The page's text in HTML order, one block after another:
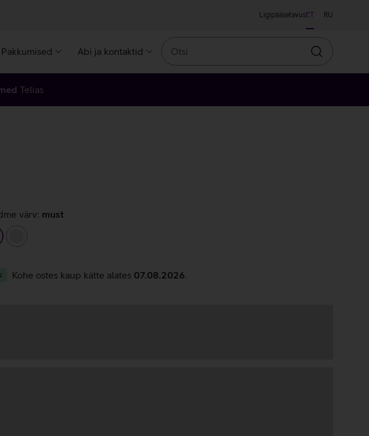
LigipääsetavusET RU
Pakkumised Abi ja kontaktid
Otsin
Telias
värv: must
Kohe ostes kaup kätte alates 07.08.2026